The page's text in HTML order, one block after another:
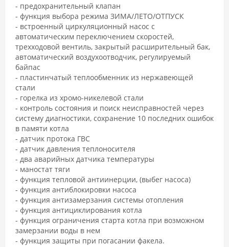
- предохранительный клапан
- функция выбора режима ЗИМА/ЛЕТО/ОТПУСК
- встроенный циркуляционный насос с
автоматическим переключением скоростей,
трехходовой вентиль, закрытый расширительный бак,
автоматический воздухоотводчик, регулируемый
байпас
- пластинчатый теплообменник из нержавеющей
стали
- горелка из хромо-никелевой стали
- контроль состояния и поиск неисправностей через
систему диагностики, сохранение 10 последних ошибок
в памяти котла
- датчик протока ГВС
- датчик давления теплоносителя
- два аварийных датчика температуры
- маностат тяги
- функция тепловой антиинерции, (выбег насоса)
- функция антиблокировки насоса
- функция антизамерзания системы отопления
- функция антициклирования котла
- функция ограничения старта котла при возможном
замерзании воды в нем
- функция защиты при погасании факела.